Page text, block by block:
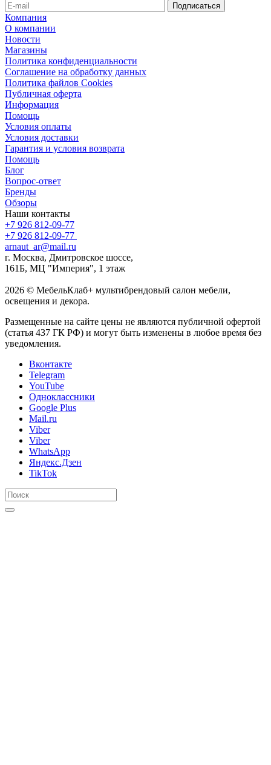
Компания
О компании
Новости
Магазины
Политика конфиденциальности
Соглашение на обработку данных
Политика файлов Cookies
Публичная оферта
Информация
Помощь
Условия оплаты
Условия доставки
Гарантия и условия возврата
Помощь
Блог
Вопрос-ответ
Бренды
Обзоры
Наши контакты
+7 926 812-09-77
+7 926 812-09-77
arnaut_ar@mail.ru
г. Москва, Дмитровское шоссе,
161Б, МЦ "Империя", 1 этаж
2026 © МебельКлаб+ мультибрендовый салон мебели,
освещения и декора.
Размещенные на сайте цены не являются публичной офертой
(статья 437 ГК РФ) и могут быть изменены в любое время без
уведомления.
Вконтакте
Telegram
YouTube
Одноклассники
Google Plus
Mail.ru
Viber
Viber
WhatsApp
Яндекс.Дзен
TikTok